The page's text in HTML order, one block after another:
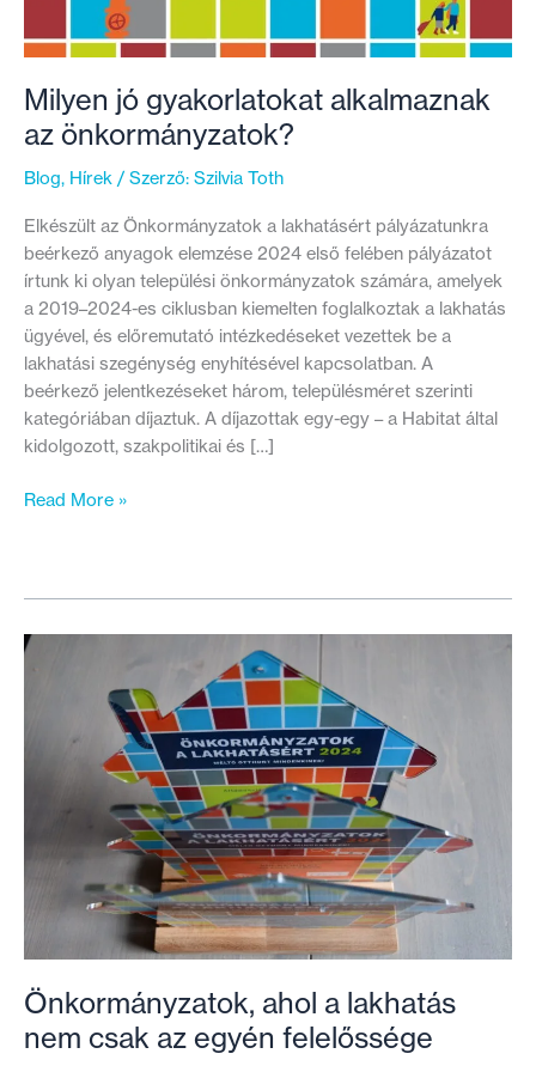
Milyen jó gyakorlatokat alkalmaznak
az önkormányzatok?
Blog, Hírek / Szerző: Szilvia Toth
Elkészült az Önkormányzatok a lakhatásért pályázatunkra
beérkező anyagok elemzése 2024 első felében pályázatot
írtunk ki olyan települési önkormányzatok számára, amelyek
a 2019–2024-es ciklusban kiemelten foglalkoztak a lakhatás
ügyével, és előremutató intézkedéseket vezettek be a
lakhatási szegénység enyhítésével kapcsolatban. A
beérkező jelentkezéseket három, településméret szerinti
kategóriában díjaztuk. A díjazottak egy-egy – a Habitat által
kidolgozott, szakpolitikai és […]
Milyen
önkormányzatok?
Read More »
Önkormányzatok, ahol a lakhatás
nem csak az egyén felelőssége